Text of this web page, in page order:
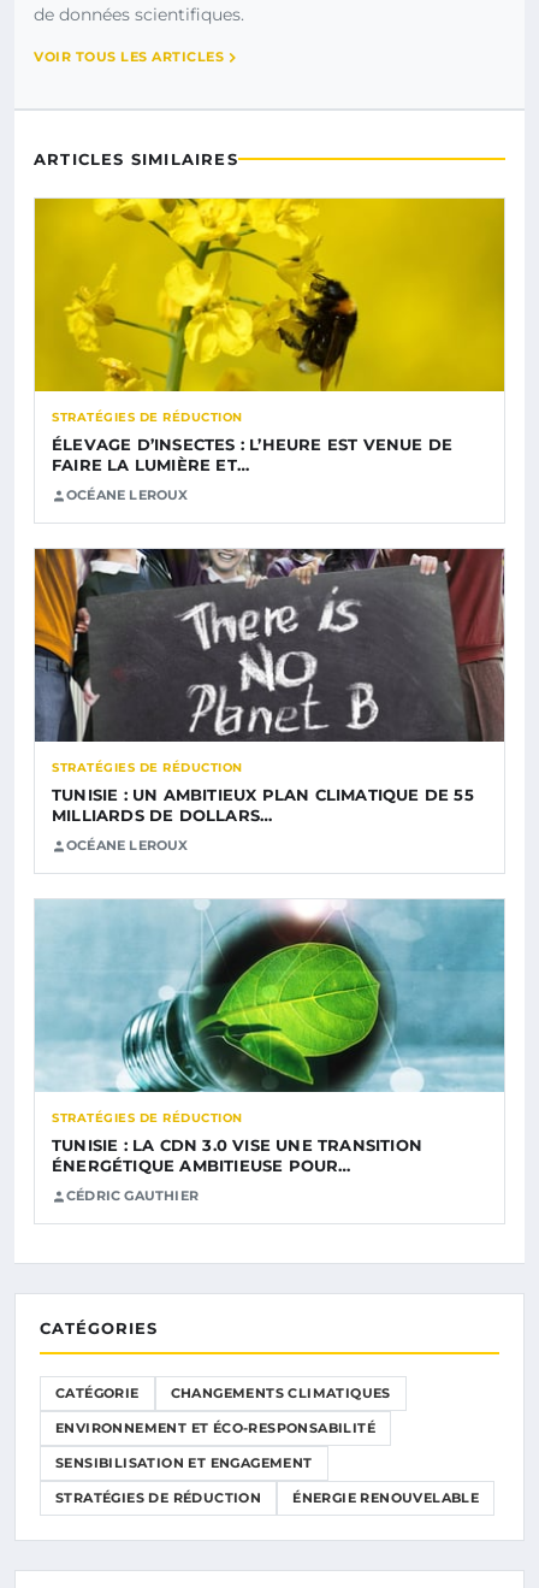
de données scientifiques.
VOIR TOUS LES ARTICLES
ARTICLES SIMILAIRES
STRATÉGIES DE RÉDUCTION
ÉLEVAGE D’INSECTES : L’HEURE EST VENUE DE
FAIRE LA LUMIÈRE ET…
OCÉANE LEROUX
STRATÉGIES DE RÉDUCTION
TUNISIE : UN AMBITIEUX PLAN CLIMATIQUE DE 55
MILLIARDS DE DOLLARS…
OCÉANE LEROUX
STRATÉGIES DE RÉDUCTION
TUNISIE : LA CDN 3.0 VISE UNE TRANSITION
ÉNERGÉTIQUE AMBITIEUSE POUR…
CÉDRIC GAUTHIER
CATÉGORIES
CATÉGORIE CHANGEMENTS CLIMATIQUES
ENVIRONNEMENT ET ÉCO-RESPONSABILITÉ
SENSIBILISATION ET ENGAGEMENT
STRATÉGIES DE RÉDUCTION ÉNERGIE RENOUVELABLE